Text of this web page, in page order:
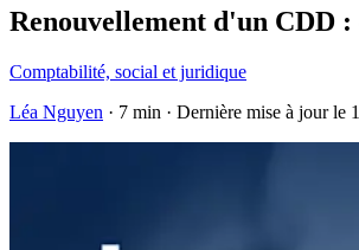
Renouvellement d'un CDD
Comptabilité, social et juridique
Léa Nguyen · 7 min · Dernière mise à jour le